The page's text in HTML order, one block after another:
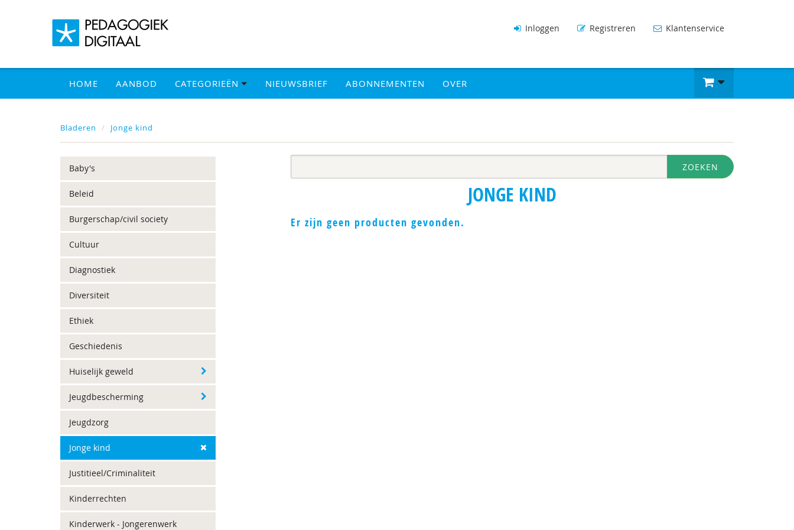
Inloggen Registreren Klantenservice
HOME AANBOD CATEGORIEËN NIEUWSBRIEF ABONNEMENTEN OVER
Bladeren Jonge kind
Baby's
Beleid
Burgerschap/civil society
Cultuur
Diagnostiek
Diversiteit
Ethiek
Geschiedenis
Huiselijk geweld
Jeugdbescherming
Jeugdzorg
Jonge kind
Justitieel/Criminaliteit
Kinderrechten
Kinderwerk - Jongerenwerk
ZOEKEN
JONGE KIND
Er zijn geen producten gevonden.